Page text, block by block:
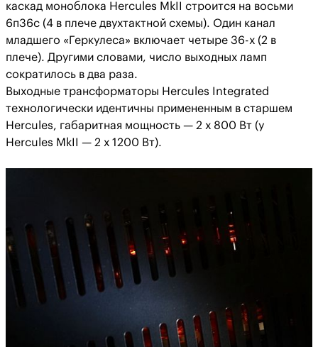
каскад моноблока Hercules MkII строится на восьми
6п36с (4 в плече двухтактной схемы). Один канал
младшего «Геркулеса» включает четыре 36-х (2 в
плече). Другими словами, число выходных ламп
сократилось в два раза.
Выходные трансформаторы Hercules Integrated
технологически идентичны примененным в старшем
Hercules, габаритная мощность — 2 х 800 Вт (у
Hercules MkII — 2 х 1200 Вт).